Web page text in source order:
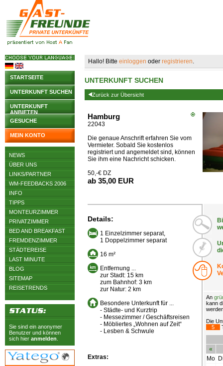
STARTSEITE
UNTERKUNFT SUCHEN
UNTERKUNFT
ANBIETEN
GESUCHE
MEIN KONTO
NEWS
ÜBER UNS
LINKS/PARTNER
WM-FEEDBACKS 2006
INFO
TIPPS
MONTEURZIMMER
PRIVATZIMMER
BED AND BREAKFAST
FREMDENZIMMER
STÄDTEREISE
LAST MINUTE
BLOG
SITEMAP
REISETRENDS
Sie sind ein anonymer
Benutzer und können
sich hier anmelden
Hallo! Bitte einloggen oder registrieren.
UNTERKUNFT SUCHEN
Zurück zur Übersicht
Hamburg
22043
Die genaue Anschrift erfahren Sie vom
Vermieter. Sobald Sie kostenlos
registriert und angemeldet sind, können
Sie ihm eine Nachricht schicken.
50,-€ DZ
ab 35,00 EUR
An
kann
Die
5
«
Mo
Details:
1 Einzelzimmer separat,
1 Doppelzimmer separat
16 m²
Entfernung ...
zur Stadt: 15 km
zum Bahnhof: 3 km
zur Natur: 2 km
Besondere Unterkunft für ...
- Städte- und Kurztrip
- Messezimmer / Geschäftsreisen
- Möbliertes „Wohnen auf Zeit“
- Lesben & Schwule
Extras: